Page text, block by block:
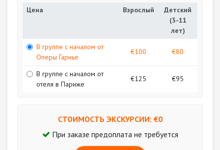
Цена Взрослый
Детский
(3-11
лет)
В группе с началом от
Оперы Гарнье
€100 €80
В группе с началом от
отеля в Париже
€125 €95
СТОИМОСТЬ ЭКСКУРСИИ: €0
При заказе предоплата не требуется